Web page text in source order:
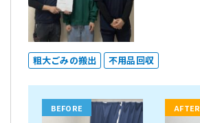
粗大ごみの搬出 不用品回収
BEFORE AFTER